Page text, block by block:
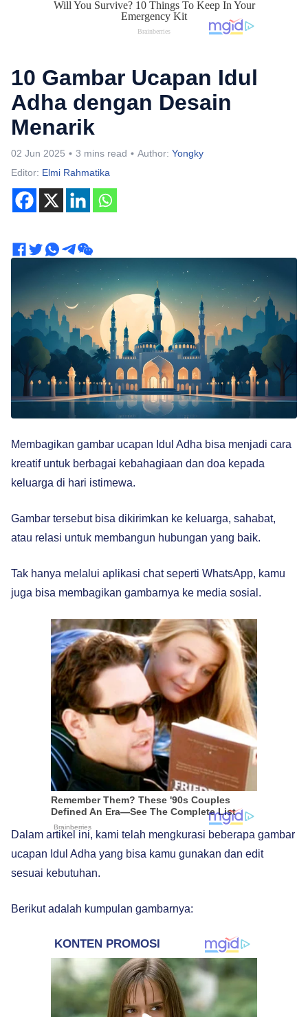
10 Gambar Ucapan Idul
Adha dengan Desain
Menarik
02 Jun 2025 3 mins read Author: Yongky
Editor: Elmi Rahmatika
Membagikan gambar ucapan Idul Adha bisa menjadi cara
kreatif untuk berbagai kebahagiaan dan doa kepada
keluarga di hari istimewa.
Gambar tersebut bisa dikirimkan ke keluarga, sahabat,
atau relasi untuk membangun hubungan yang baik.
Tak hanya melalui aplikasi chat seperti WhatsApp, kamu
juga bisa membagikan gambarnya ke media sosial.
Dalam artikel ini, kami telah mengkurasi beberapa gambar
ucapan Idul Adha yang bisa kamu gunakan dan edit
sesuai kebutuhan.
Berikut adalah kumpulan gambarnya: